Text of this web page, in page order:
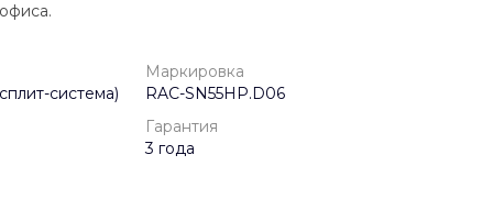
система)
Маркировка
RAC-SN55HP.D06
Гарантия
3 года